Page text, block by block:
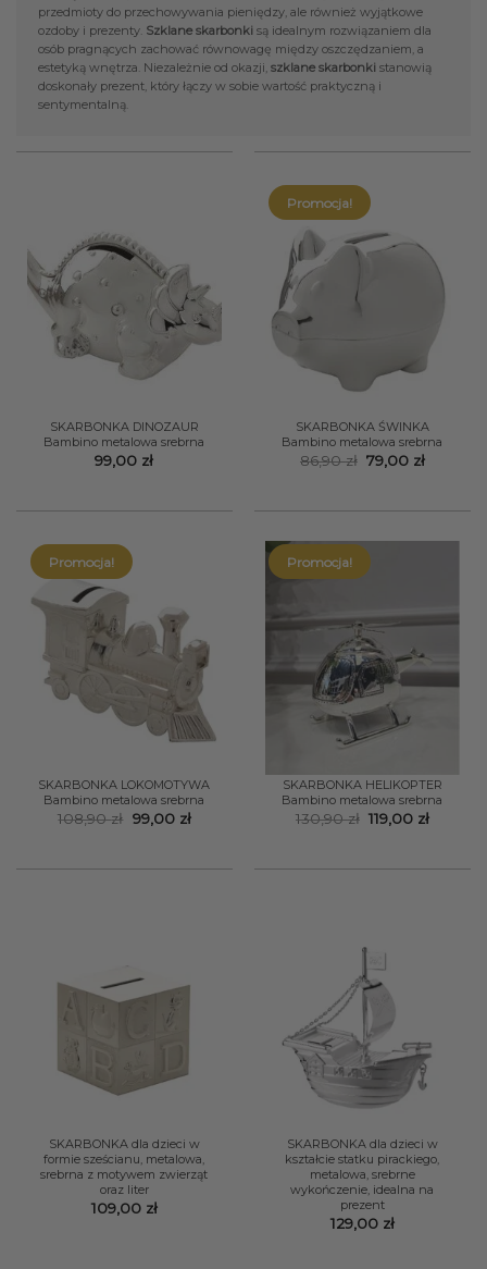
przedmioty do przechowywania pieniędzy, ale również wyjątkowe
ozdoby i prezenty. Szklane skarbonki są idealnym rozwiązaniem dla
osób pragnących zachować równowagę między oszczędzaniem, a
estetyką wnętrza. Niezależnie od okazji, szklane skarbonki stanowią
doskonały prezent, który łączy w sobie wartość praktyczną i
sentymentalną.
SKARBONKA DINOZAUR
Bambino metalowa srebrna
99,00 zł
Promocja!
SKARBONKA ŚWINKA
Bambino metalowa srebrna
86,90zł Pierwotna
cena
79,00 zł
Promocja!
SKARBONKA LOKOMOTYWA
Bambino metalowa srebrna
108,90zł Pierwotna
cena
99,00 złAktualna
Promocja!
SKARBONKA HELIKOPTER
Bambino metalowa srebrna
130,90zł Pierwotna
cena
119,00 zł
SKARBONKA dla dzieci w
formie sześcianu, metalowa,
srebrna z motywem zwierząt
oraz liter
109,00 zł
SKARBONKA dla dzieci w
kształcie statku pirackiego,
metalowa, srebrne
wykończenie, idealna na
prezent
129,00 zł